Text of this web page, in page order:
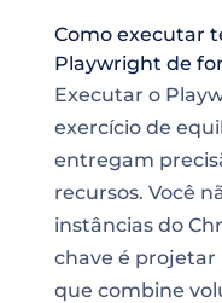
Como executar
Playwright de
Executar o
exercício de
entregam
recursos. Você
instâncias do
chave é
que combine